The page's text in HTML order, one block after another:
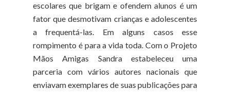
escolares que brigam e ofendem alunos é um
fator que desmotivam crianças e adolescentes
a frequentá-las. Em alguns casos esse
rompimento é para a vida toda. Com o Projeto
Mãos Amigas Sandra estabeleceu uma
parceria com vários autores nacionais que
enviavam exemplares de suas publicações para